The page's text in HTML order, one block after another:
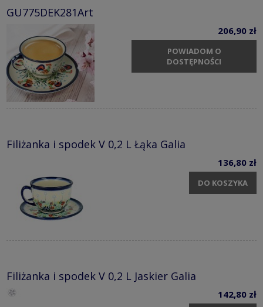
GU775DEK281Art
206,90 zł
POWIADOM O
DOSTĘPNOŚCI
Filiżanka i spodek V 0,2 L Łąka Galia
136,80 zł
DO KOSZYKA
Filiżanka i spodek V 0,2 L Jaskier Galia
142,80 zł